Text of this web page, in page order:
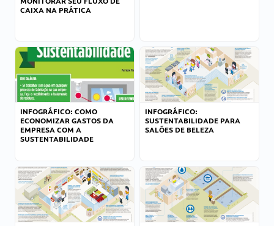
CAIXA NA PRÁTICA
INFOGRÁFICO: COMO
ECONOMIZAR GASTOS DA
EMPRESA COM A
SUSTENTABILIDADE
INFOGRÁFICO:
SUSTENTABILIDADE PARA
SALÕES DE BELEZA